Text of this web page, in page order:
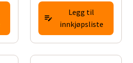
Legg til
innkjøpsliste